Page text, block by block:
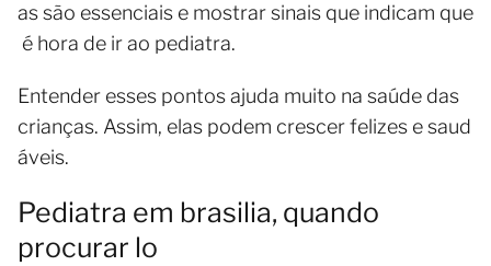
as são essenciais e mostrar sinais que indicam que
é hora de ir ao pediatra.
Entender esses pontos ajuda muito na saúde das
crianças. Assim, elas podem crescer felizes e saud
áveis.
Pediatra em brasilia, quando
procurar lo